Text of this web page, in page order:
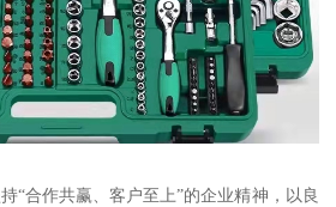
“合作共赢、客户至上”的企业精神，以良